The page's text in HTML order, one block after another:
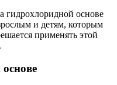
гидрохлоридной основе
и детям, которым
применять этой